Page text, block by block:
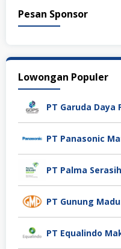
Pesan Sponsor
Lowongan Populer
PT Garuda
PT Panasonic
PT Palma
PT Gunung